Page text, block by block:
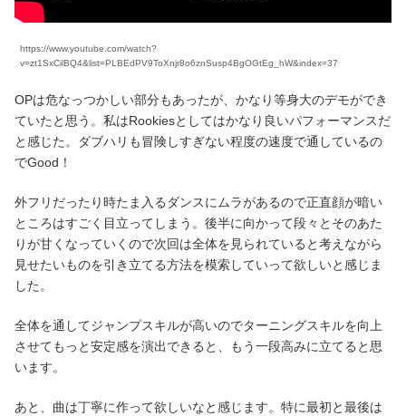
https://www.youtube.com/watch?
v=zt1SxCilBQ4&list=PLBEdPV9ToXnjr8o6znSusp4BgOGtEg_hW&index=37
OPは危なっつかしい部分もあったが、かなり等身大のデモができ
ていたと思う。私はRookiesとしてはかなり良いパフォーマンスだ
と感じた。ダブハリも冒険しすぎない程度の速度で通しているの
でGood！
外フリだったり時たま入るダンスにムラがあるので正直顔が暗い
ところはすごく目立ってしまう。後半に向かって段々とそのあた
りが甘くなっていくので次回は全体を見られていると考えながら
見せたいものを引き立てる方法を模索していって欲しいと感じま
した。
全体を通してジャンプスキルが高いのでターニングスキルを向上
させてもっと安定感を演出できると、もう一段高みに立てると思
います。
あと、曲は丁寧に作って欲しいなと感じます。特に最初と最後は